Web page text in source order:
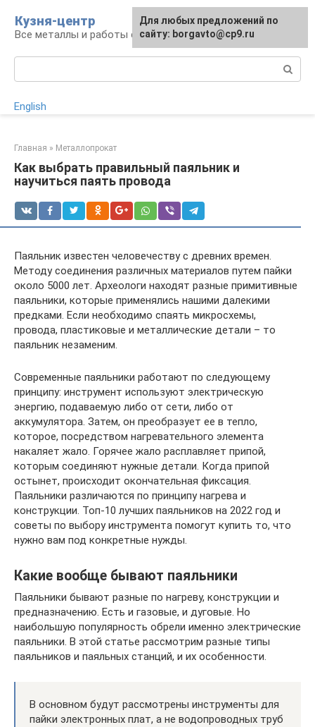
контенту
Кузня-центр
Все металлы и работы с ними
English
Главная » Металлопрокат
Как выбрать правильный паяльник и
научиться паять провода
Паяльник известен человечеству с древних времен.
Методу соединения различных материалов путем пайки
около 5000 лет. Археологи находят разные примитивные
паяльники, которые применялись нашими далекими
предками. Если необходимо спаять микросхемы,
провода, пластиковые и металлические детали – то
паяльник незаменим.
Современные паяльники работают по следующему
принципу: инструмент используют электрическую
энергию, подаваемую либо от сети, либо от
аккумулятора. Затем, он преобразует ее в тепло,
которое, посредством нагревательного элемента
накаляет жало. Горячее жало расплавляет припой,
которым соединяют нужные детали. Когда припой
остынет, происходит окончательная фиксация.
Паяльники различаются по принципу нагрева и
конструкции. Топ-10 лучших паяльников на 2022 год и
советы по выбору инструмента помогут купить то, что
нужно вам под конкретные нужды.
Какие вообще бывают паяльники
Паяльники бывают разные по нагреву, конструкции и
предназначению. Есть и газовые, и дуговые. Но
наибольшую популярность обрели именно электрические
паяльники. В этой статье рассмотрим разные типы
паяльников и паяльных станций, и их особенности.
В основном будут рассмотрены инструменты для
пайки электронных плат, а не водопроводных труб
Для любых предложений по
сайту: borgavto@cp9.ru